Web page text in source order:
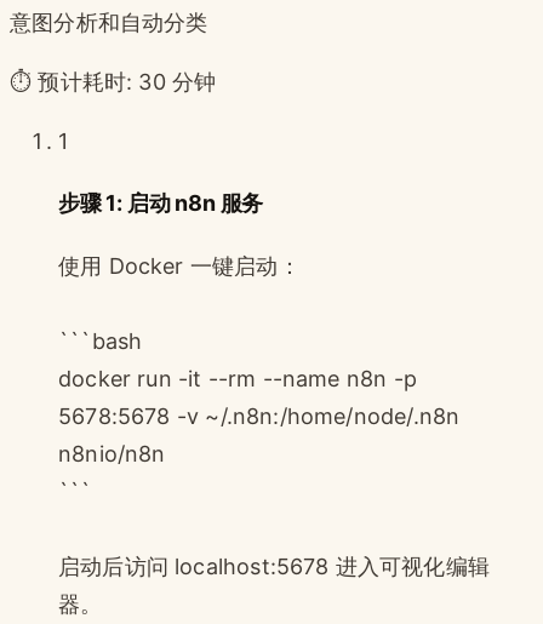
意图分析和自动分类
⏱️ 预计耗时: 30 分钟
1
步骤 1: 启动 n8n 服务
使用 Docker 一键启动：
```bash
docker run -it --rm --name n8n -p
5678:5678 -v ~/.n8n:/home/node/.n8n
n8nio/n8n
```
启动后访问 localhost:5678 进入可视化编辑
器。